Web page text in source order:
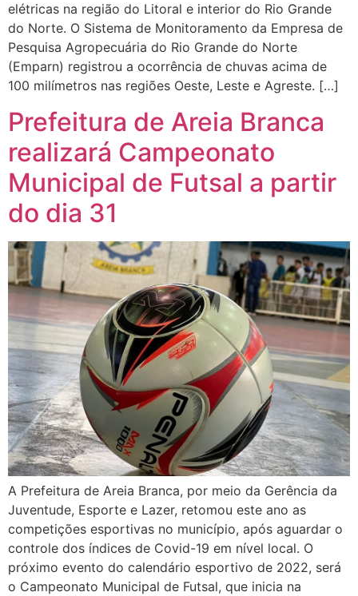
elétricas na região do Litoral e interior do Rio Grande
do Norte. O Sistema de Monitoramento da Empresa de
Pesquisa Agropecuária do Rio Grande do Norte
(Emparn) registrou a ocorrência de chuvas acima de
100 milímetros nas regiões Oeste, Leste e Agreste. […]
Prefeitura de Areia Branca
realizará Campeonato
Municipal de Futsal a partir
do dia 31
A Prefeitura de Areia Branca, por meio da Gerência da
Juventude, Esporte e Lazer, retomou este ano as
competições esportivas no município, após aguardar o
controle dos índices de Covid-19 em nível local. O
próximo evento do calendário esportivo de 2022, será
o Campeonato Municipal de Futsal, que inicia na